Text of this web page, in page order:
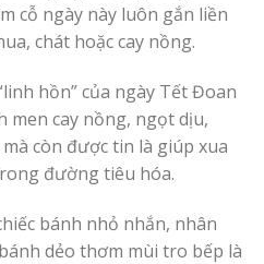
cỗ ngày này luôn gắn liền
chát hoặc cay nồng.
hồn” của ngày Tết Đoan
men cay nồng, ngọt dịu,
còn được tin là giúp xua
đường tiêu hóa.
bánh nhỏ nhắn, nhân
dẻo thơm mùi tro bếp là